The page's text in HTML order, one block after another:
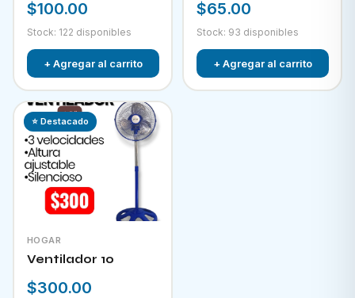
$100.00
Stock: 122 disponibles
+ Agregar al carrito
$65.00
Stock: 93 disponibles
+ Agregar al carrito
⭐ Destacado
HOGAR
Ventilador 10
$300.00